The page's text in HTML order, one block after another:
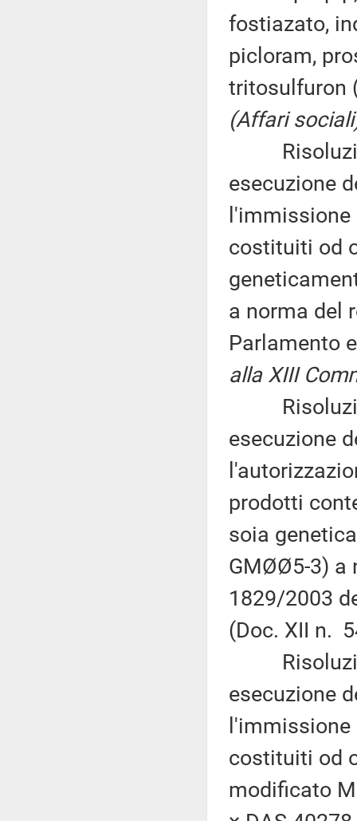
fostiazato,
picloram,
tritosulfuron
(Affari
esecuzione
costituiti od
a norma del
Parlamento
alla XIII
esecuzione
prodotti
soia
GMØØ5-3) a
1829/2003
(Doc. XII n.
esecuzione
costituiti od
modificato